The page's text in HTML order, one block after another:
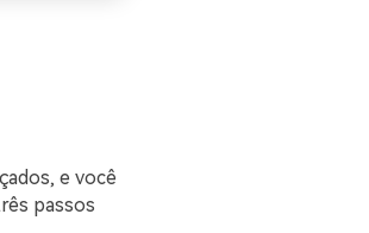
e você
passos